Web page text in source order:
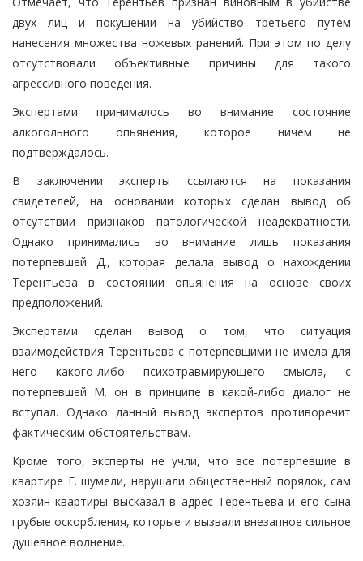
двух лиц и покушении на убийство третьего путем
нанесения множества ножевых ранений. При этом по делу
отсутствовали объективные причины для такого
агрессивного поведения.
Экспертами принималось во внимание состояние
алкогольного опьянения, которое ничем не
подтверждалось.
В заключении эксперты ссылаются на показания
свидетелей, на основании которых сделан вывод об
отсутствии признаков патологической неадекватности.
Однако принимались во внимание лишь показания
потерпевшей Д., которая делала вывод о нахождении
Терентьева в состоянии опьянения на основе своих
предположений.
Экспертами сделан вывод о том, что ситуация
взаимодействия Терентьева с потерпевшими не имела для
него какого-либо психотравмирующего смысла, с
потерпевшей М. он в принципе в какой-либо диалог не
вступал. Однако данный вывод экспертов противоречит
фактическим обстоятельствам.
Кроме того, эксперты не учли, что все потерпевшие в
квартире Е. шумели, нарушали общественный порядок, сам
хозяин квартиры высказал в адрес Терентьева и его сына
грубые оскорбления, которые и вызвали внезапное сильное
душевное волнение.